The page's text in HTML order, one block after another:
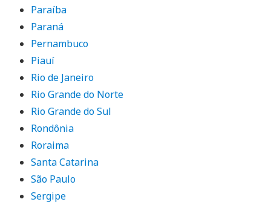
Paraíba
Paraná
Pernambuco
Piauí
Rio de Janeiro
Rio Grande do Norte
Rio Grande do Sul
Rondônia
Roraima
Santa Catarina
São Paulo
Sergipe